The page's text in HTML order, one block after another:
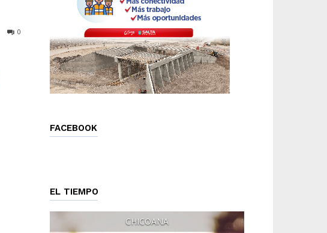
0
FACEBOOK
EL TIEMPO
CHICOANA